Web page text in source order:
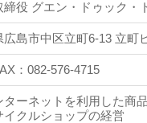
締役 グエン・ドゥック・
広島市中区立町6-13 立町
：082-576-4715
ターネットを利用した商
イクルショップの経営